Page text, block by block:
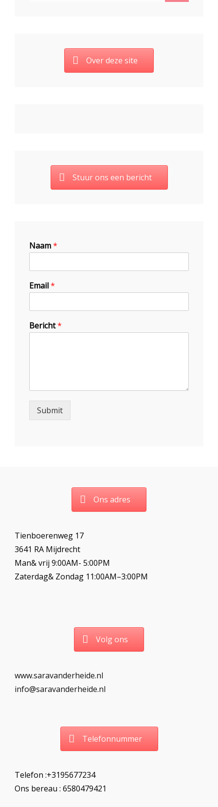
Over deze site
Stuur ons een bericht
Naam*
Email*
Bericht*
Submit
Ons adres
Tienboerenweg 17
3641 RA Mijdrecht
Man& vrij 9:00AM- 5:00PM
Zaterdag& Zondag 11:00AM–3:00PM
Volg ons
www.saravanderheide.nl
info@saravanderheide.nl
Telefonnummer
Telefon :+3195677234
Ons bereau : 6580479421